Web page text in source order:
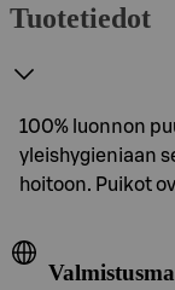
Tuotetiedot
100% luonnon
yleishygieniaan
hoitoon. Puikot